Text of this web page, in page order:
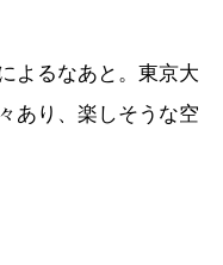
よるなあと。東京大
あり、楽しそうな空